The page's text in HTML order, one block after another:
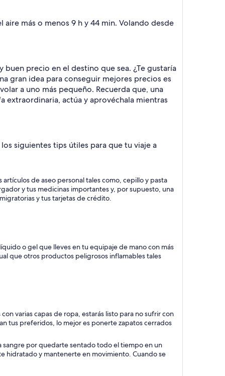
aire más o menos 9 h y 44 min. Volando desde
precio en el destino que sea. ¿Te gustaría
gran idea para conseguir mejores precios es
a uno más pequeño. Recuerda que, una
actúa y aprovéchala mientras
siguientes tips útiles para que tu viaje a
de aseo personal tales como, cepillo y pasta
y tus medicinas importantes y, por supuesto, una
y tus tarjetas de crédito.
o gel que lleves en tu equipaje de mano con más
que otros productos peligrosos inflamables tales
varias capas de ropa, estarás listo para no sufrir con
tus preferidos, lo mejor es ponerte zapatos cerrados
sangre por quedarte sentado todo el tiempo en un
hidratado y mantenerte en movimiento. Cuando se